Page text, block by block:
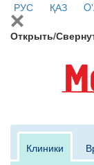
РУС ҚАЗ
Открыть/
Клиники